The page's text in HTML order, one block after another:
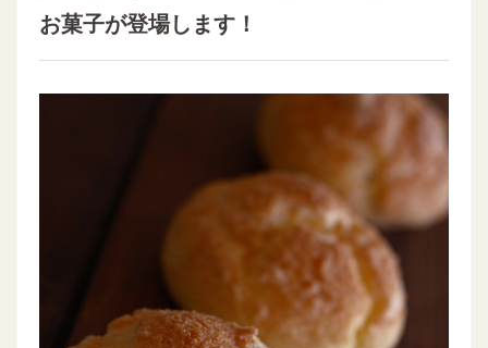
お菓子が登場します！